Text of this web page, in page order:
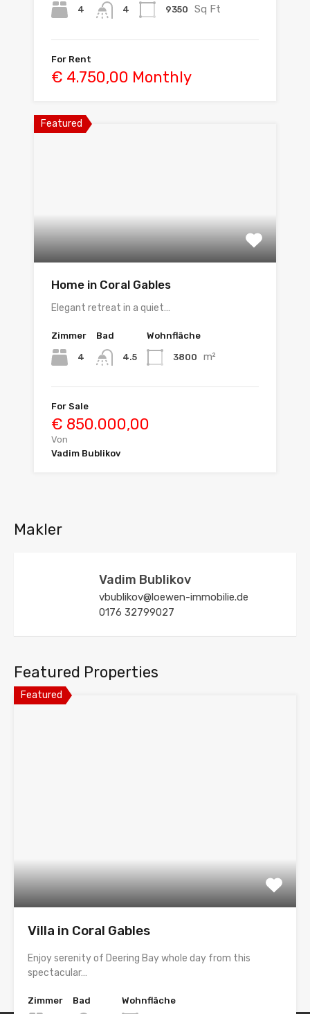
4 4 9350 Sq Ft
For Rent
€ 4.750,00 Monthly
Featured
Home in Coral Gables
Elegant retreat in a quiet…
Zimmer
4
Bad
4.5
Wohnfläche
3800 m²
For Sale
€ 850.000,00
Von
Vadim Bublikov
Makler
Vadim Bublikov
vbublikov@loewen-immobilie.de
0176 32799027
Featured Properties
Featured
Villa in Coral Gables
Enjoy serenity of Deering Bay whole day from this
spectacular…
Zimmer
Bad
Wohnfläche